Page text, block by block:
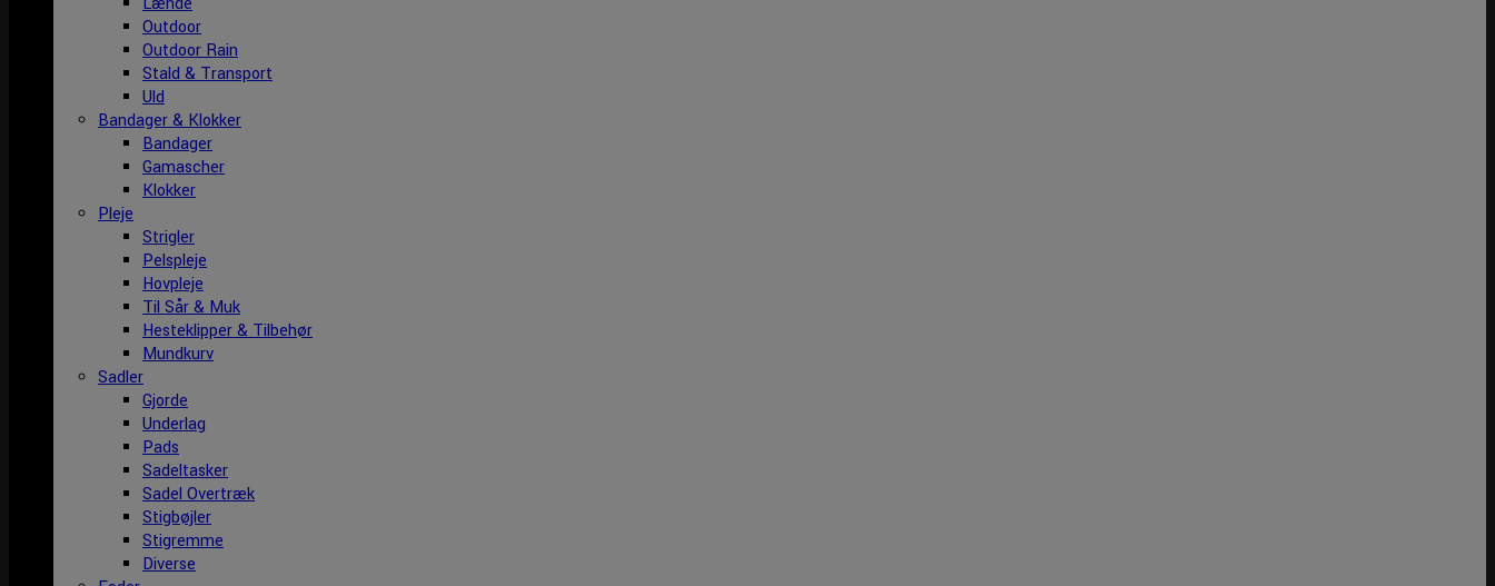
Outdoor
Outdoor Rain
Stald & Transport
Uld
Bandager & Klokker
Bandager
Gamascher
Klokker
Pleje
Strigler
Pelspleje
Hovpleje
Til Sår & Muk
Hesteklipper & Tilbehør
Mundkurv
Sadler
Gjorde
Underlag
Pads
Sadeltasker
Sadel Overtræk
Stigbøjler
Stigremme
Diverse